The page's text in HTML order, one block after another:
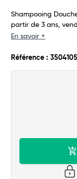
Total
Shampooing
partir de 3 ans,
En savoir +
Référence :